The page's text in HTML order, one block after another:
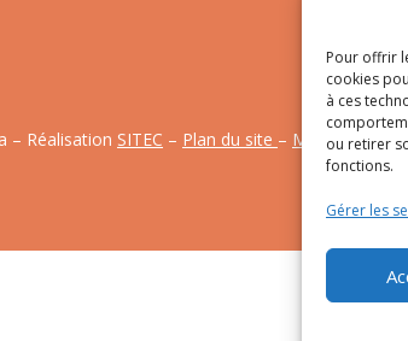
Pour offrir
cookies
à ces
ou retirer
fonctions.
Gérer les
– Réalisation SITEC – Plan du site – Mention